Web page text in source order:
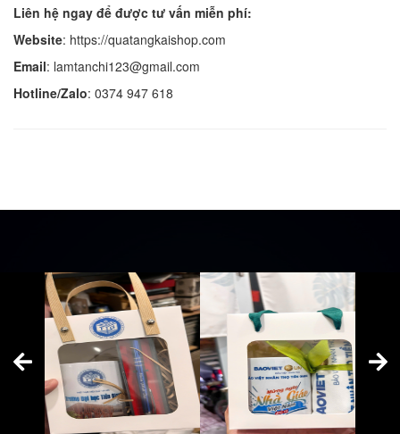
Liên hệ ngay để được tư vấn miễn phí:
Website: https://quatangkaishop.com
Email: lamtanchi123@gmail.com
Hotline/Zalo: 0374 947 618